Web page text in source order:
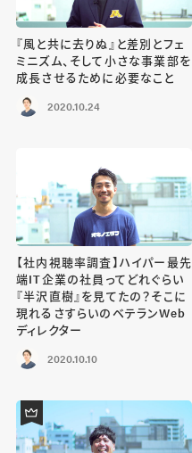
『風と共に去りぬ』と差別とフェ
ミニズム、そして小さな事業部を
成長させるために必要なこと
2020.10.24
【社内視聴率調査】ハイパー最先
端IT企業の社員ってどれぐらい
『半沢直樹』を見てたの？そこに
現れるさすらいのベテランWeb
ディレクター
2020.10.10